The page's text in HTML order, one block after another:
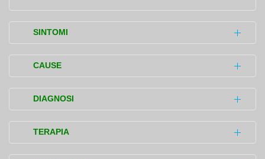
SINTOMI
La displasia immuno-ossea di Schimke
(SIOD) è una malattia che colpisce diverse
aree del corpo.
Sistema scheletrico con effetti sulla
CAUSE
La displasia immuno-ossea di Schimke
(SIOD) è dovuta allamutazionidi un gene,
chiamato
cromosoma 2. Esso contiene le informazioni
DIAGNOSI
L'accertamento della malattia (diagnosi) si
basa sugli esami clinici, del sangue e
TERAPIA